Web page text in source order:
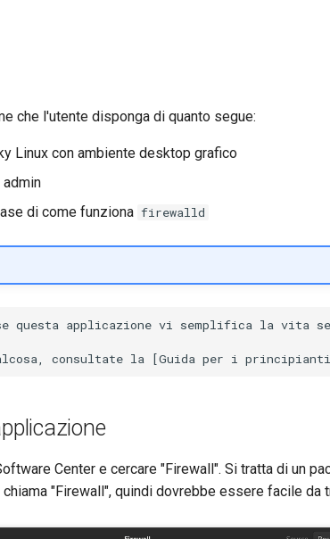
che l'utente disponga di quanto segue:
Linux con ambiente desktop grafico
di come funziona firewalld
questa applicazione vi semplifica la
Center e cercare "Firewall". Si tratta di un
"Firewall", quindi dovrebbe essere facile da